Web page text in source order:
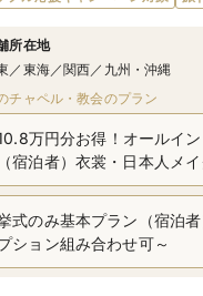
所在地
／東海／関西／九州・沖縄
チャペル・教会のプラン
万円分お得！オールイ
（宿泊者）衣裳・日本人メ
み
式のみ基本プラン（宿泊
ション組み合わせ可～